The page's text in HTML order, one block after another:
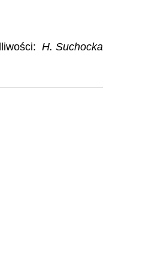
: H. Suchocka